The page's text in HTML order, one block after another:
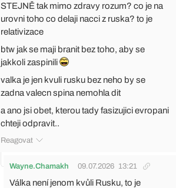
STEJNĚ tak mimo zdravy rozum? co je na
urovni toho co delaji nacci z ruska? to je
relativizace
btw jak se maji branit bez toho, aby se
jakkoli zaspinili
valka je jen kvuli rusku bez neho by se
zadna valecn spina nemohla dit
a ano jsi obet, kterou tady fasizujici evropani
chteji odpravit..
Reagovat
Wayne.Chamakh 09.07.2026 13:21
Válka není jenom kvůli Rusku, to je